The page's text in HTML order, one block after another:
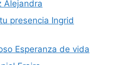
Alejandra
presencia Ingrid
Esperanza de vida